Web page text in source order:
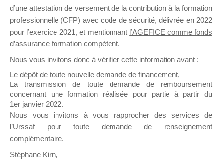
Ce groupe est destiné aux Organismes de
Formation qui souhaitent répondre à l’Appel à
Propositions Mallette du Dirigeant.
sur lequel il est possible de laisser un message
ou poser une question.
NB : Il est nécessaire d’être
pouvoir rejoindre ce groupe
d’une attestation de versement de la contribution à la formation
professionnelle (CFP) avec code de sécurité, délivrée en 2022
pour l’exercice 2021, et mentionnant l’AGEFICE comme fonds
d’assurance formation compétent.
Nous vous invitons donc à vérifier cette information avant :
Le dépôt de toute nouvelle demande de financement,
La transmission de toute demande de remboursement
concernant une formation réalisée pour partie à partir du
1er janvier 2022.
Nous vous invitons à vous rapprocher des services de
l’Urssaf pour toute demande de renseignement
complémentaire.
Stéphane Kirn,